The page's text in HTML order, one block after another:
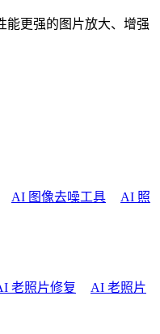
能更强的图片放大、增强
AI 图像去噪工具
AI 照
老照片修复
AI 老照片